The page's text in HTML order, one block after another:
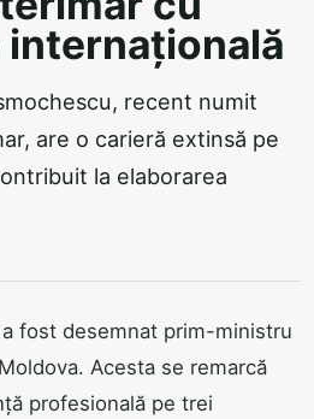
recent numit
are o carieră extinsă pe
la elaborarea
fost desemnat prim-ministru
Acesta se remarcă
profesională pe trei